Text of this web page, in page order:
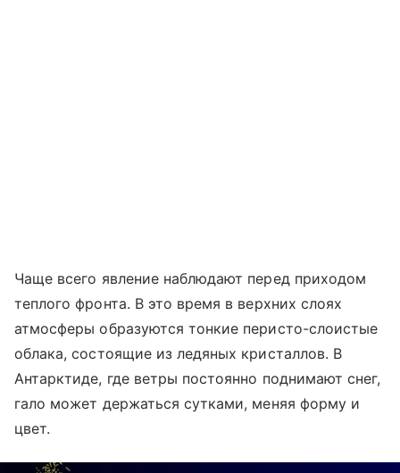
Чаще всего явление наблюдают перед приходом
теплого фронта. В это время в верхних слоях
атмосферы образуются тонкие перисто-слоистые
облака, состоящие из ледяных кристаллов. В
Антарктиде, где ветры постоянно поднимают снег,
гало может держаться сутками, меняя форму и
цвет.